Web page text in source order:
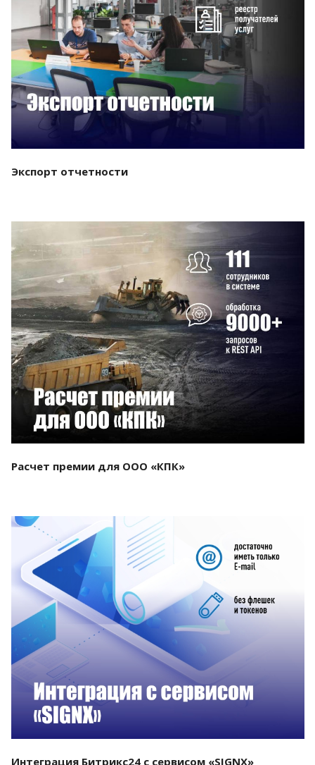
Смотреть проект
Экспорт отчетности
Смотреть проект
Расчет премии для ООО «КПК»
Смотреть проект
Интеграция Битрикс24 с сервисом «SIGNX»